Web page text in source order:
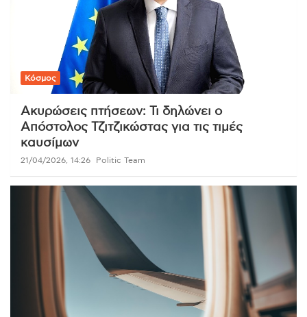
Κόσμος
Ακυρώσεις πτήσεων: Τι δηλώνει ο
Απόστολος Τζιτζικώστας για τις τιμές
καυσίμων
21/04/2026, 14:26 Politic Team